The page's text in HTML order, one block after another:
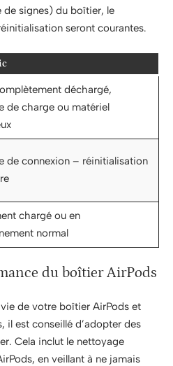
de signes) du boîtier, le
seront courantes.
déchargé,
de charge ou matériel
de connexion – réinitialisation
chargé ou en
normal
du boîtier AirPods
de votre boîtier AirPods et
il est conseillé d’adopter des
Cela inclut le nettoyage
en veillant à ne jamais